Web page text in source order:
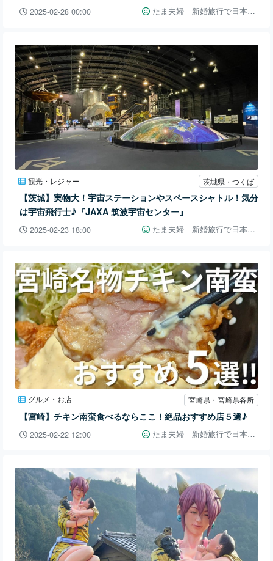
2025-02-28 00:00 たま夫婦｜新婚旅行で日本一周👫🚗
観光・レジャー 茨城県・つくば
【茨城】実物大！宇宙ステーションやスペースシャトル！気分
は宇宙飛行士♪『JAXA 筑波宇宙センター』
2025-02-23 18:00 たま夫婦｜新婚旅行で日本一周👫🚗
グルメ・お店 宮崎県・宮崎県各所
【宮崎】チキン南蛮食べるならここ！絶品おすすめ店５選♪
2025-02-22 12:00 たま夫婦｜新婚旅行で日本一周👫🚗